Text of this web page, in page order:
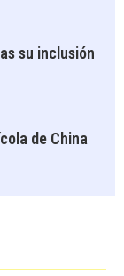
su inclusión
de China